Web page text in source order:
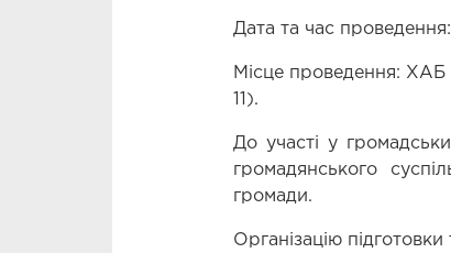
Дата та час
Місце проведення: ХАБ
11).
До участі у
громадянського
громади.
Організацію